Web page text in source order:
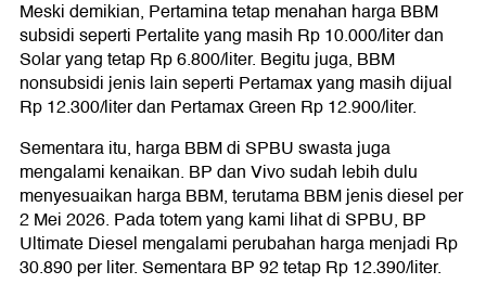
Meski demikian, Pertamina tetap menahan harga BBM
subsidi seperti Pertalite yang masih Rp 10.000/liter dan
Solar yang tetap Rp 6.800/liter. Begitu juga, BBM
nonsubsidi jenis lain seperti Pertamax yang masih dijual
Rp 12.300/liter dan Pertamax Green Rp 12.900/liter.
Sementara itu, harga BBM di SPBU swasta juga
mengalami kenaikan. BP dan Vivo sudah lebih dulu
menyesuaikan harga BBM, terutama BBM jenis diesel per
2 Mei 2026. Pada totem yang kami lihat di SPBU, BP
Ultimate Diesel mengalami perubahan harga menjadi Rp
30.890 per liter. Sementara BP 92 tetap Rp 12.390/liter.